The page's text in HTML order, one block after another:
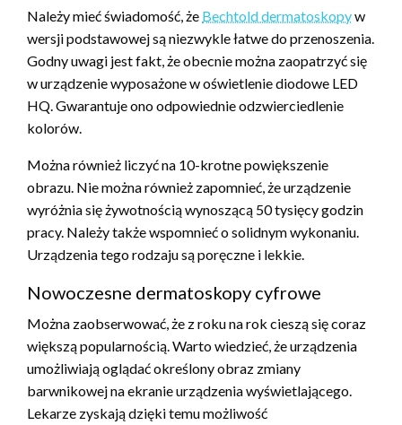
Należy mieć świadomość, że Bechtold dermatoskopyw
wersji podstawowej są niezwykle łatwe do przenoszenia.
Godny uwagi jest fakt, że obecnie można zaopatrzyć się
w urządzenie wyposażone w oświetlenie diodowe LED
HQ. Gwarantuje ono odpowiednie odzwierciedlenie
kolorów.
Można również liczyć na 10-krotne powiększenie
obrazu. Nie można również zapomnieć, że urządzenie
wyróżnia się żywotnością wynoszącą 50 tysięcy godzin
pracy. Należy także wspomnieć o solidnym wykonaniu.
Urządzenia tego rodzaju są poręczne i lekkie.
Nowoczesne dermatoskopy cyfrowe
Można zaobserwować, że z roku na rok cieszą się coraz
większą popularnością. Warto wiedzieć, że urządzenia
umożliwiają oglądać określony obraz zmiany
barwnikowej na ekranie urządzenia wyświetlającego.
Lekarze zyskają dzięki temu możliwość